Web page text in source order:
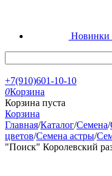
Новинки
+7(910)601-10-10
0Корзина
Корзина пуста
Корзина
Главная/Каталог/Семена/
цветов/Семена астры/
"Поиск" Королевский